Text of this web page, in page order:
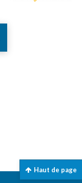
Haut de page